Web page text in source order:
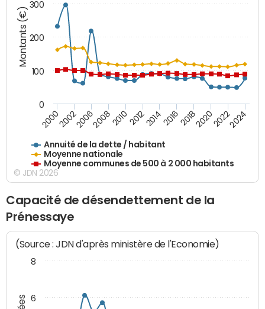
Montants (€)
Annuité de la dette / habitant
Moyenne nationale
Moyenne communes de 500 à 2 000 habitants
200020022006200820102012201420162018202020222024
0
100
200
300
© JDN 2026
Capacité de désendettement de la
Prénessaye
(Source : JDN d'après ministère de l'Economie)
6
8